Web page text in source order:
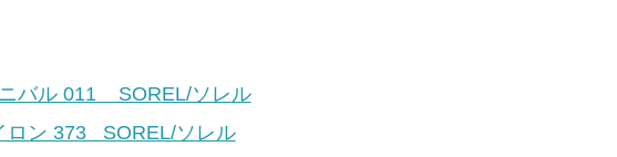
バル 011 SOREL/ソレル
ロン 373 SOREL/ソレル